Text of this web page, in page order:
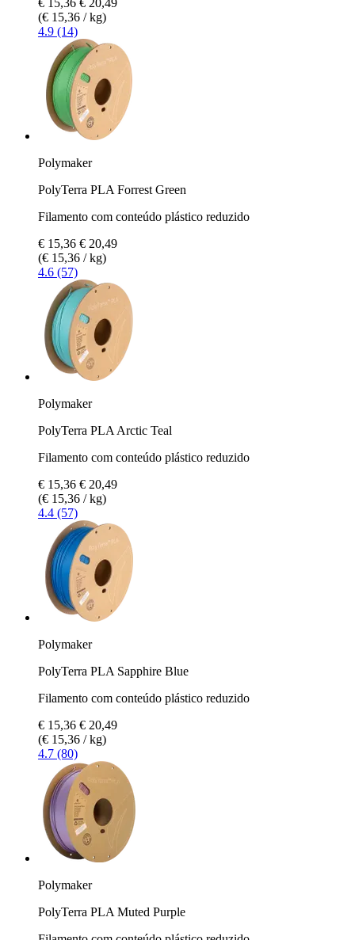
(€ 15,36 / kg)
4.9 (14)
Polymaker
PolyTerra PLA Forrest Green
Filamento com conteúdo plástico reduzido
€ 15,36 € 20,49
(€ 15,36 / kg)
4.6 (57)
Polymaker
PolyTerra PLA Arctic Teal
Filamento com conteúdo plástico reduzido
€ 15,36 € 20,49
(€ 15,36 / kg)
4.4 (57)
Polymaker
PolyTerra PLA Sapphire Blue
Filamento com conteúdo plástico reduzido
€ 15,36 € 20,49
(€ 15,36 / kg)
4.7 (80)
Polymaker
PolyTerra PLA Muted Purple